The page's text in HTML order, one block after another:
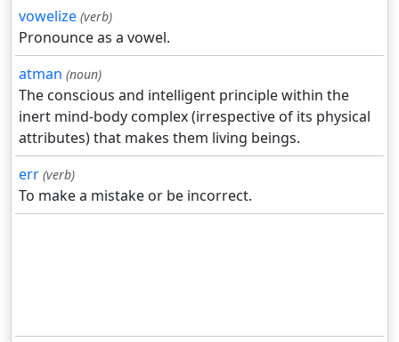
vowelize (verb)
Pronounce as a vowel.
atman (noun)
The conscious and intelligent principle within the
inert mind-body complex (irrespective of its physical
attributes) that makes them living beings.
err (verb)
To make a mistake or be incorrect.